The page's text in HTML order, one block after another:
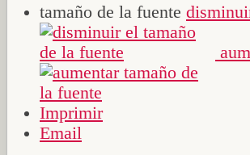
tamaño de la fuente
Imprimir
Email